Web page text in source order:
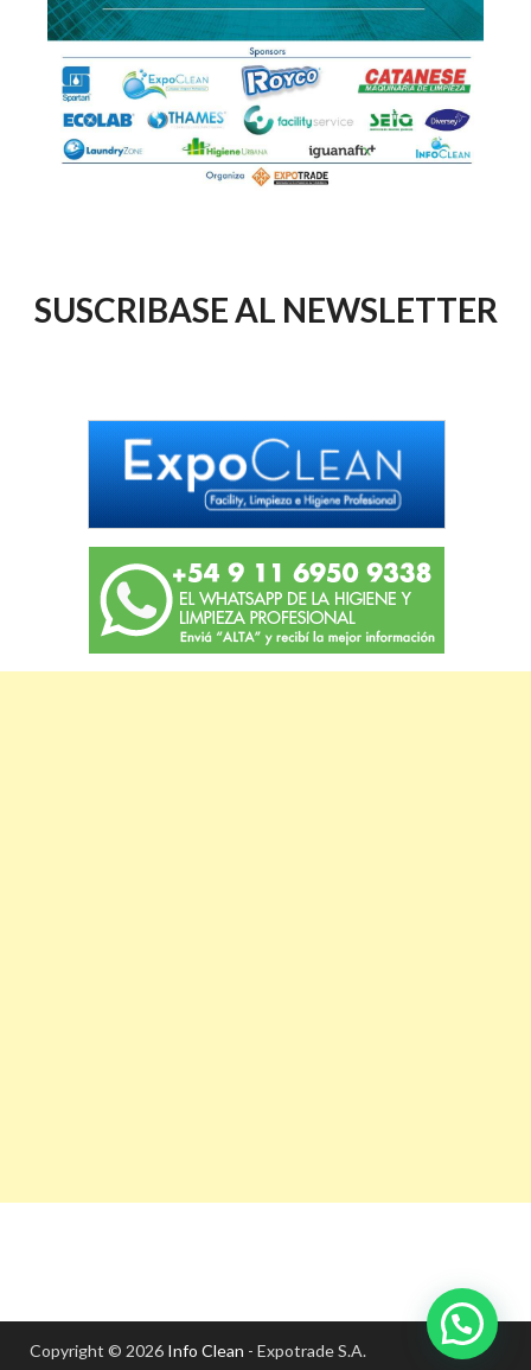
SUSCRIBASE AL NEWSLETTER
Copyright © 2026 Info Clean - Expotrade S.A.